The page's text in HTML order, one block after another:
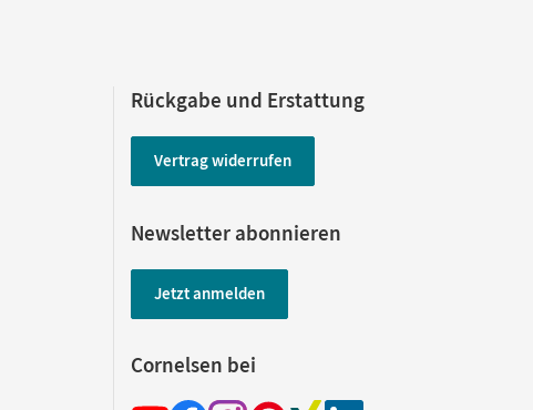
Rückgabe und Erstattung
Vertrag widerrufen
Newsletter abonnieren
Jetzt anmelden
Cornelsen bei